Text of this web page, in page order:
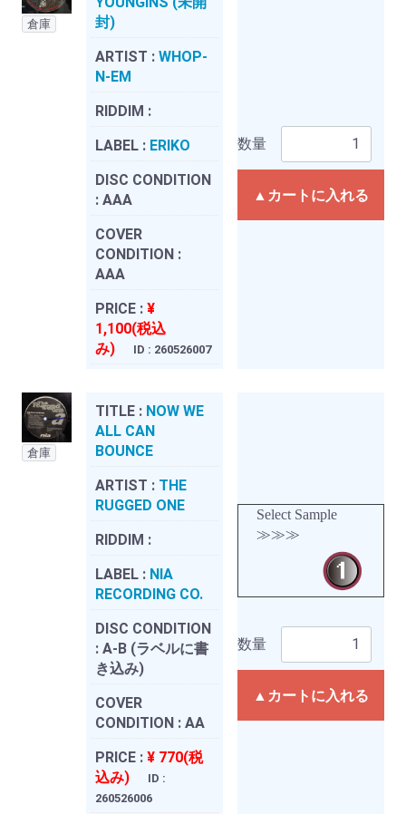
倉庫
封)
ARTIST : WHOP-
N-EM
RIDDIM :
LABEL : ERIKO
DISC CONDITION
: AAA
COVER
CONDITION :
AAA
PRICE : ¥
1,100(税込
み)
ID : 260526007
数量
▲カートに入れる
倉庫
TITLE : NOW WE
ALL CAN
BOUNCE
ARTIST : THE
RUGGED ONE
RIDDIM :
LABEL : NIA
RECORDING CO.
DISC CONDITION
: A-B (ラベルに書
き込み)
COVER
CONDITION : AA
PRICE : ¥ 770(税
込み)
ID :
260526006
Select Sample
≫≫≫
数量
▲カートに入れる